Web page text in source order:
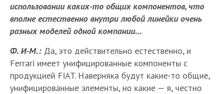
использовании каких-то общих компонентов, что
вполне естественно внутри любой линейки очень
разных моделей одной компании…
Ф. И-М.: Да, это действительно естественно, и
Ferrari имеет унифицированные компоненты с
продукцией FIAT. Наверняка будут какие-то общие,
унифицированные элементы, но какие — я, честно